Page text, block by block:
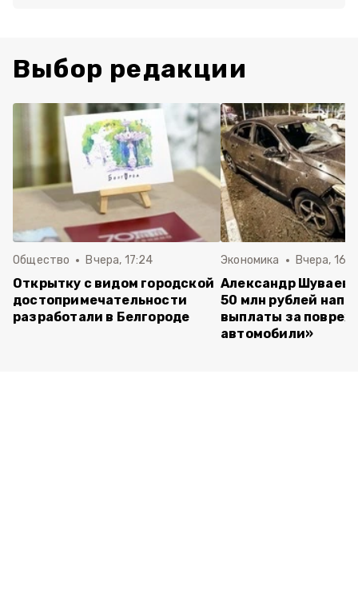
Выбор редакции
Общество Вчера, 17:24
Открытку с видом городской
достопримечательности
разработали в Белгороде
Экономика Вчера,
Александр
50 млн рублей
выплаты за
автомобили»